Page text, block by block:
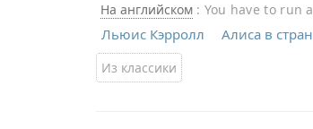
На английском : You have to run
anywhere, you'll have to run
Льюис Кэрролл Алиса в
Из классики